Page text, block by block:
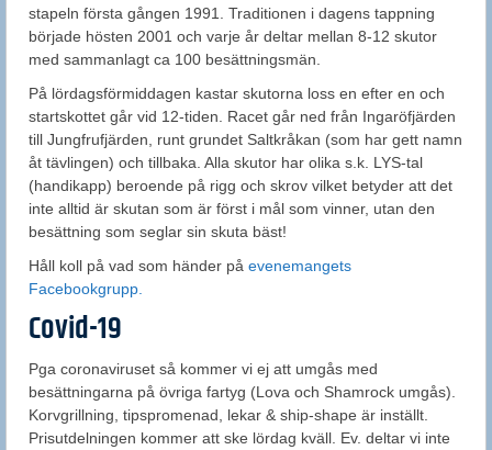
stapeln första gången 1991. Traditionen i dagens tappning
började hösten 2001 och varje år deltar mellan 8-12 skutor
med sammanlagt ca 100 besättningsmän.
På lördagsförmiddagen kastar skutorna loss en efter en och
startskottet går vid 12-tiden. Racet går ned från Ingaröfjärden
till Jungfrufjärden, runt grundet Saltkråkan (som har gett namn
åt tävlingen) och tillbaka. Alla skutor har olika s.k. LYS-tal
(handikapp) beroende på rigg och skrov vilket betyder att det
inte alltid är skutan som är först i mål som vinner, utan den
besättning som seglar sin skuta bäst!
Håll koll på vad som händer på evenemangets
Facebookgrupp.
Covid-19
Pga coronaviruset så kommer vi ej att umgås med
besättningarna på övriga fartyg (Lova och Shamrock umgås).
Korvgrillning, tipspromenad, lekar & ship-shape är inställt.
Prisutdelningen kommer att ske lördag kväll. Ev. deltar vi inte